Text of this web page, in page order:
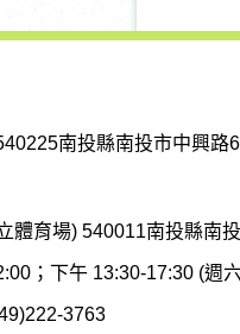
南投縣南投市中興路
體育場) 540011南投縣南
；下午 13:30-17:30 (週
3763